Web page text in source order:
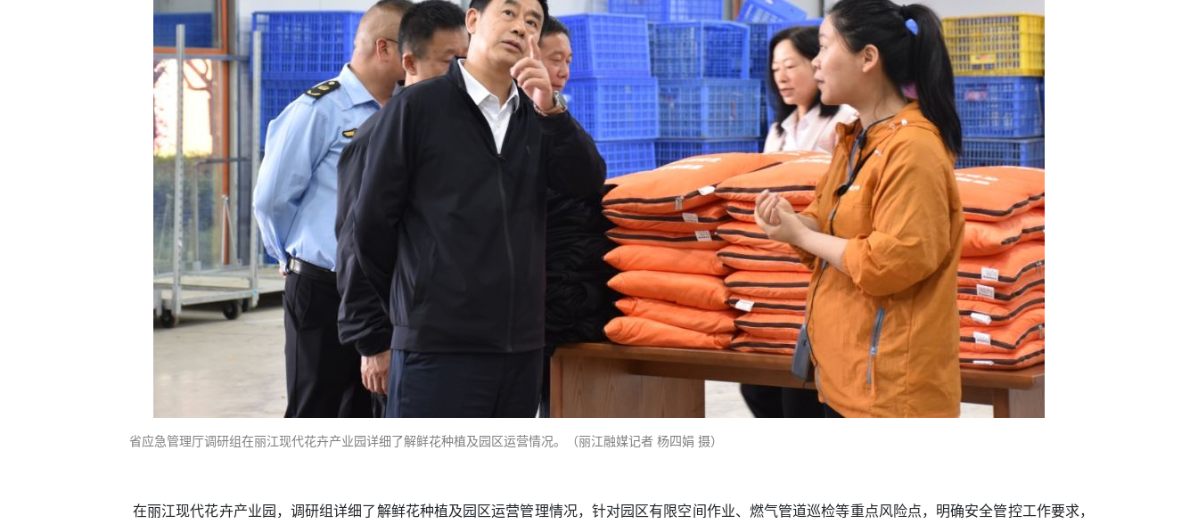
省应急管理厅调研组在丽江现代花卉产业园详细了解鲜花种植及园区运营情况。（丽江融媒记者 杨四娟 摄）
在丽江现代花卉产业园，调研组详细了解鲜花种植及园区运营管理情况，针对园区有限空间作业、燃气管道巡检等重点风险点，明确安全管控工作要求，